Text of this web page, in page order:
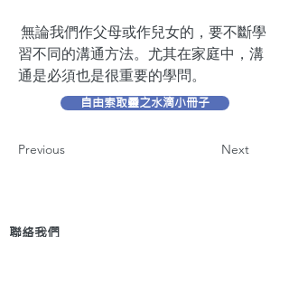
無論我們作父母或作兒女的，要不斷學
習不同的溝通方法。尤其在家庭中，溝
通是必須也是很重要的學問。
自由索取靈之水滴小冊子
Previous Next
聯絡我們